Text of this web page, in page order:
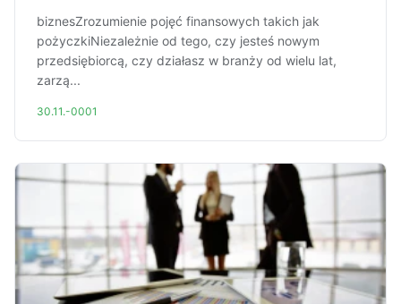
biznesZrozumienie pojęć finansowych takich jak
pożyczkiNiezależnie od tego, czy jesteś nowym
przedsiębiorcą, czy działasz w branży od wielu lat,
zarzą...
30.11.-0001